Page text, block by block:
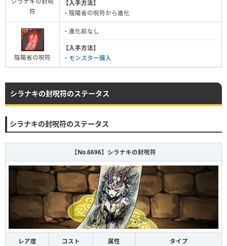
符
【入手方法】
・陰陽省の呪符から進化
陰陽省の呪符
・進化前なし
【入手方法】
・ モンスター購入
シラナキの封呪符のステータス
シラナキの封呪符のステータス
【No.6696】シラナキの封呪符
レア度 コスト 属性 タイプ